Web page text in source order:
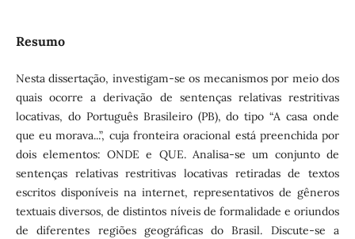
Resumo
Nesta dissertação, investigam-se os mecanismos por meio dos
quais ocorre a derivação de sentenças relativas restritivas
locativas, do Português Brasileiro (PB), do tipo “A casa onde
que eu morava...”, cuja fronteira oracional está preenchida por
dois elementos: ONDE e QUE. Analisa-se um conjunto de
sentenças relativas restritivas locativas retiradas de textos
escritos disponíveis na internet, representativos de gêneros
textuais diversos, de distintos níveis de formalidade e oriundos
de diferentes regiões geográficas do Brasil. Discute-se a